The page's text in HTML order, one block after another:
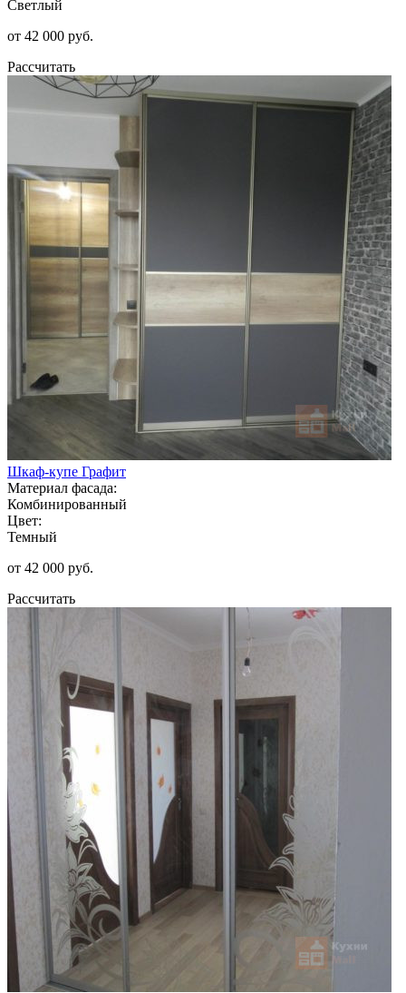
Светлый
от 42 000 руб.
Рассчитать
Шкаф-купе Графит
Материал фасада:
Комбинированный
Цвет:
Темный
от 42 000 руб.
Рассчитать